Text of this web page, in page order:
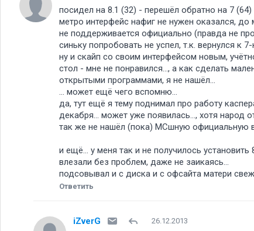
посидел на 8.1 (32) - перешёл обратно на 7 (64)
метро интерфейс нафиг не нужен оказался,
не поддерживается официально (правда не
синьку попробовать не успел, т.к. вернулся к 7-
ну и скайп со своим интерфейсом новым,
стол - мне не понравился..., а как сделать
открытыми программами, я не нашёл...
... может ещё чего вспомню...
да, тут ещё я тему поднимал про работу
декабря... может уже появилась..., хотя народ
так же не нашёл (пока) МСшную официальную
и ещё... у меня так и не получилось
влезали без проблем, даже не заикаясь...
подсовывал и с диска и с офсайта матери
Ответить
iZverG 26.12.2013